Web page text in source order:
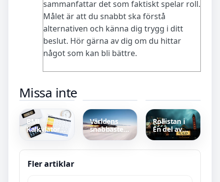
sammanfattar det som faktiskt spelar roll.
Målet är att du snabbt ska förstå
alternativen och känna dig trygg i ditt
beslut. Hör gärna av dig om du hittar
något som kan bli bättre.
Missa inte
bäst i test –
jämför
000 streams
på Spotify
–
Formationer
och analys
2023
BMI
Kalkylator
kg Kvinna –
skala och
tabell för
kvinnor
Världens
snabbaste
bil 1228
Thrust SSC
Rollistan i
En del av
dig – alla
och roller
Fler artiklar